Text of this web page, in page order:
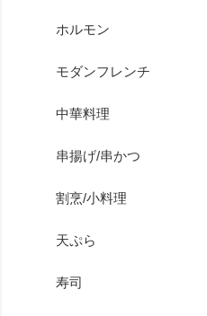
ホルモン
モダンフレンチ
中華料理
串揚げ/串かつ
割烹/小料理
天ぷら
寿司